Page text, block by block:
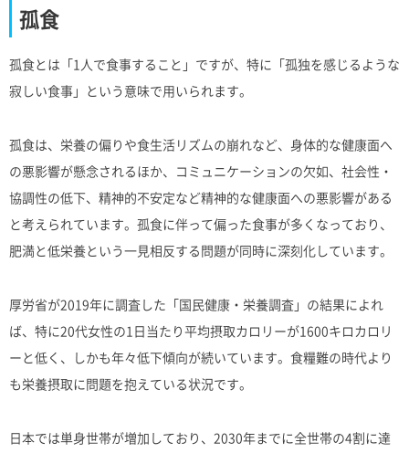
孤食
孤食とは「1人で食事すること」ですが、特に「孤独を感じるような
寂しい食事」という意味で用いられます。
孤食は、栄養の偏りや食生活リズムの崩れなど、身体的な健康面へ
の悪影響が懸念されるほか、コミュニケーションの欠如、社会性・
協調性の低下、精神的不安定など精神的な健康面への悪影響がある
と考えられています。孤食に伴って偏った食事が多くなっており、
肥満と低栄養という一見相反する問題が同時に深刻化しています。
厚労省が2019年に調査した「国民健康・栄養調査」の結果によれ
ば、特に20代女性の1日当たり平均摂取カロリーが1600キロカロリ
ーと低く、しかも年々低下傾向が続いています。食糧難の時代より
も栄養摂取に問題を抱えている状況です。
日本では単身世帯が増加しており、2030年までに全世帯の4割に達